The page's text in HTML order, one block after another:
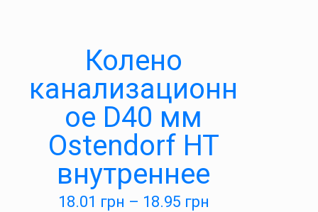
Колено
канализационн
ое D40 мм
Ostendorf HT
внутреннее
18.01 грн – 18.95 грн